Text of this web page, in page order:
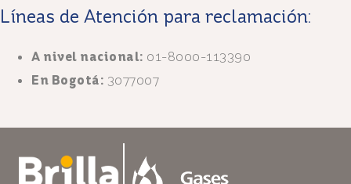
Líneas de Atención para reclamación:
A nivel nacional: 01-8000-113390
En Bogotá: 3077007